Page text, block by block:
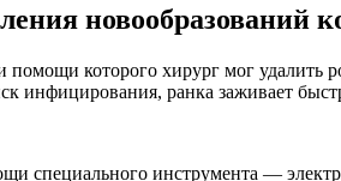
новообразований
которого хирург мог удалить
ранка заживает
специального инструмента —